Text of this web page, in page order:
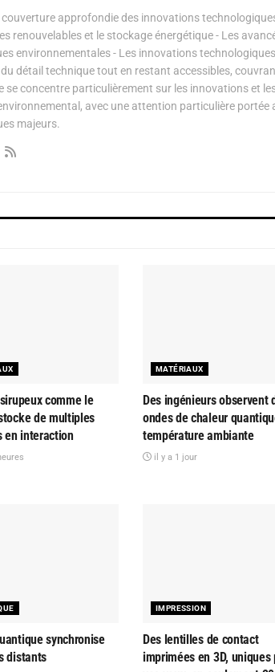
approfondie des innovations
renouvelables et le stockage énergétique - Les
environnementales - Les innovations
détail technique tout en restant accessibles,
se concentre particulièrement sur les innovations et
avec une attention particulière portée
majeurs.
comme le
de multiples
en interaction
MATÉRIAUX
Des ingénieurs observent
ondes de chaleur
température ambiante
il y a 1 jour
synchronise
distants
IMPRESSION
Des lentilles de contact
imprimées en 3D, uniques